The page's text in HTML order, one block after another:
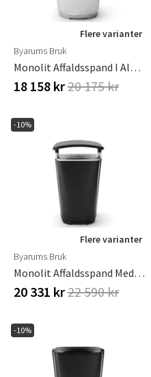
Sverige
Norge
Flere varianter
Byarums Bruk
Monolit Affaldsspand I Aluminium
18 158 kr20 175 kr
-10%
Flere varianter
Byarums Bruk
Monolit Affaldsspand Med Tag Hybrid
20 331 kr22 590 kr
-10%